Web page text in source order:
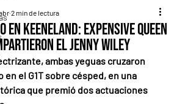
en Keeneland: Expensive Queen
el Jenny Wiley
2 min de lectura
ambas yeguas cruzaron
en el G1T sobre césped, en una
que premió dos actuaciones